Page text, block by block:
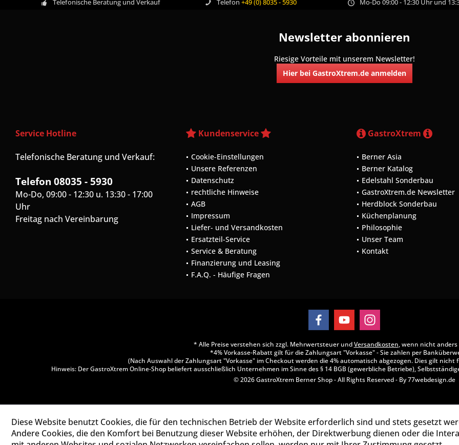
Newsletter abonnieren
Riesige Vorteile mit unserem Newsletter!
Hier bei GastroXtrem.de anmelden
Service Hotline
Telefonische Beratung und Verkauf:
Telefon 08035 - 5930
Mo-Do, 09:00 - 12:30 u. 13:30 - 17:00
Uhr
Freitag nach Vereinbarung
Kundenservice
Cookie-Einstellungen
Unsere Referenzen
Datenschutz
rechtliche Hinweise
AGB
Impressum
Liefer- und Versandkosten
Ersatzteil-Service
Service & Beratung
Finanzierung und Leasing
F.A.Q. - Häufige Fragen
GastroXtrem
Berner Asia
Berner Katalog
Edelstahl Sonderbau
GastroXtrem.de Newsletter
Herdblock Sonderbau
Küchenplanung
Philosophie
Unser Team
Kontakt
* Alle Preise verstehen sich zzgl. Mehrwertsteuer undVersandkosten, wenn nicht
*4% Vorkasse-Rabatt gilt für die Zahlungsart "Vorkasse" - Sie zahlen per
(Nach Auswahl der Zahlungsart "Vorkasse" im Checkout werden die 4% automatisch abgezogen. Dies gilt nicht
Hinweis: Der GastroXtrem Online-Shop beliefert ausschließlich Unternehmen im Sinne des § 14 BGB (gewerbliche Betriebe),
© 2026 GastroXtrem Berner Shop - All Rights Reserved - By77webdesign.de
Diese Website benutzt Cookies, die für den technischen Betrieb der Website erforderlich sind und stets gesetzt
Andere Cookies, die den Komfort bei Benutzung dieser Website erhöhen, der Direktwerbung dienen oder die